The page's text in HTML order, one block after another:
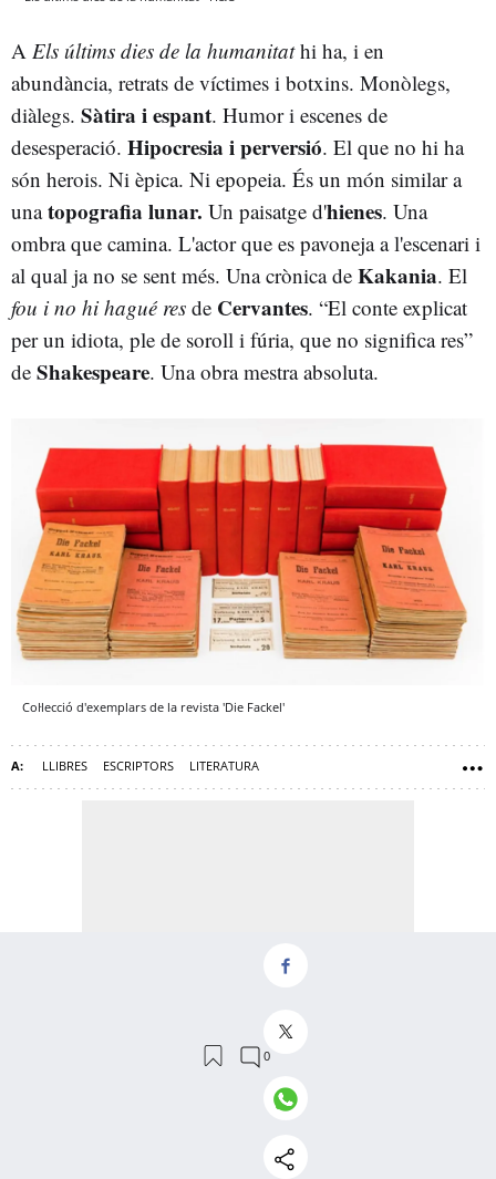
A Els últims dies de la humanitathi ha, i en
abundància, retrats de víctimes i botxins. Monòlegs,
diàlegs. Sàtira i espant. Humor i escenes de
desesperació. Hipocresia i perversió. El que no hi ha
són herois. Ni èpica. Ni epopeia. És un món similar a
unatopografia lunar. Un paisatge d'hienes. Una
ombra que camina. L'actor que es pavoneja a l'escenari i
al qual ja no se sent més. Una crònica de Kakania. El
fou i no hi hagué res de Cervantes. “El conte explicat
per un idiota, ple de soroll i fúria, que no significa res”
de Shakespeare. Una obra mestra absoluta.
Col·lecció d'exemplars de la revista 'Die Fackel'
LLIBRES ESCRIPTORS LITERATURA